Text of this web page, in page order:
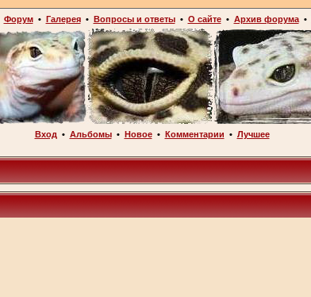
Форум• Галерея• Вопросы и ответы• О сайте• Архив форума•
Вход • Альбомы• Новое• Комментарии • Лучшее